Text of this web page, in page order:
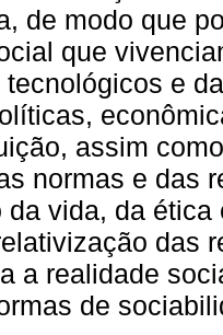
de modo que
que
tecnológicos e
assim
normas e das
da vida, da
das
a realidade
de